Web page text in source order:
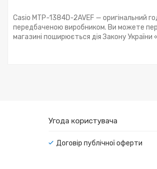
Casio MTP-1384D-2AVEF — оригінальний
передбаченою виробником. Ви можете
магазині поширюється дія Закону
Угода користувача
Договір публічної оферти